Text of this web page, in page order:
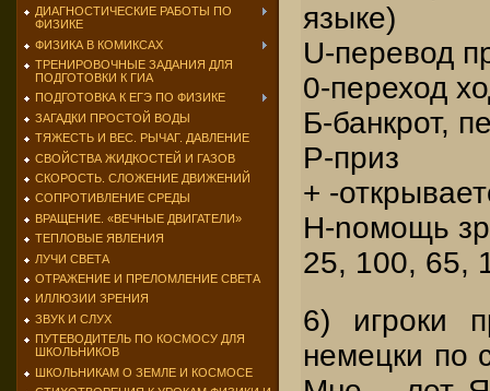
ДИАГНОСТИЧЕСКИЕ РАБОТЫ ПО
ФИЗИКЕ
ФИЗИКА В КОМИКСАХ
ТРЕНИРОВОЧНЫЕ ЗАДАНИЯ ДЛЯ
ПОДГОТОВКИ К ГИА
ПОДГОТОВКА К ЕГЭ ПО ФИЗИКЕ
ЗАГАДКИ ПРОСТОЙ ВОДЫ
ТЯЖЕСТЬ И ВЕС. РЫЧАГ. ДАВЛЕНИЕ
СВОЙСТВА ЖИДКОСТЕЙ И ГАЗОВ
СКОРОСТЬ. СЛОЖЕНИЕ ДВИЖЕНИЙ
СОПРОТИВЛЕНИЕ СРЕДЫ
ВРАЩЕНИЕ. «ВЕЧНЫЕ ДВИГАТЕЛИ»
ТЕПЛОВЫЕ ЯВЛЕНИЯ
ЛУЧИ СВЕТА
ОТРАЖЕНИЕ И ПРЕЛОМЛЕНИЕ СВЕТА
ИЛЛЮЗИИ ЗРЕНИЯ
ЗВУК И СЛУХ
ПУТЕВОДИТЕЛЬ ПО КОСМОСУ ДЛЯ
ШКОЛЬНИКОВ
ШКОЛЬНИКАМ О ЗЕМЛЕ И КОСМОСЕ
языке)
U-перевод
0-переход
Б-банкрот,
Р-приз
+ -
Н-noмощь
25, 100, 65,
6) игроки
немецки по